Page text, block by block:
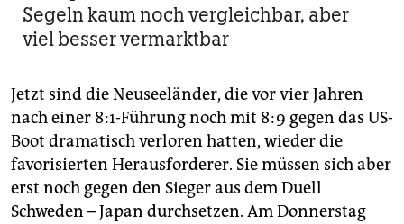
Segeln kaum noch ver­gleichbar, aber
viel besser vermarktbar
Jetzt sind die Neuseeländer, die vor vier Jahren
nach einer 8:1-Führung noch mit 8:9 gegen das US-
Boot dramatisch verloren hatten, wieder die
favorisierten Herausforderer. Sie müssen sich aber
erst noch gegen den Sieger aus dem Duell
Schweden – Japan durchsetzen. Am Donnerstag